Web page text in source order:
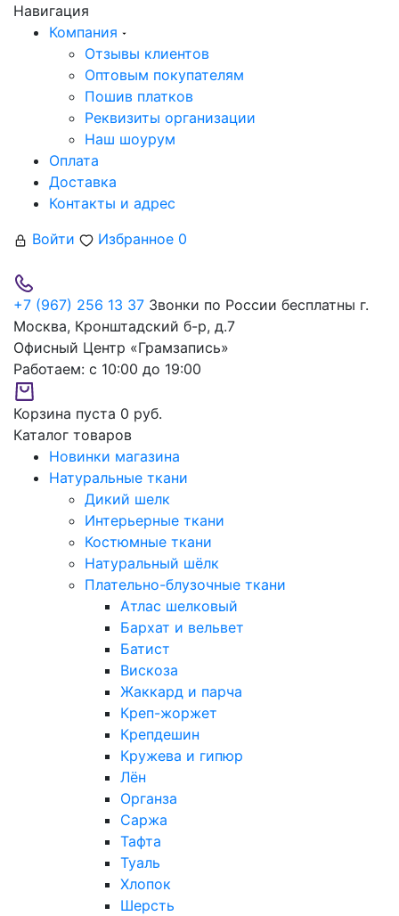
Навигация
Компания
Отзывы клиентов
Оптовым покупателям
Пошив платков
Реквизиты организации
Наш шоурум
Оплата
Доставка
Контакты и адрес
Войти
Избранное 0
+7 (967) 256 13 37 Звонки по России бесплатны г.
Москва, Кронштадский б-р, д.7
Офисный Центр «Грамзапись»
Работаем: с 10:00 до 19:00
Корзина пуста 0 руб.
Каталог товаров
Новинки магазина
Натуральные ткани
Дикий шелк
Интерьерные ткани
Костюмные ткани
Натуральный шёлк
Плательно-блузочные ткани
Атлас шелковый
Бархат и вельвет
Батист
Вискоза
Жаккард и парча
Креп-жоржет
Крепдешин
Кружева и гипюр
Лён
Органза
Саржа
Тафта
Туаль
Хлопок
Шерсть